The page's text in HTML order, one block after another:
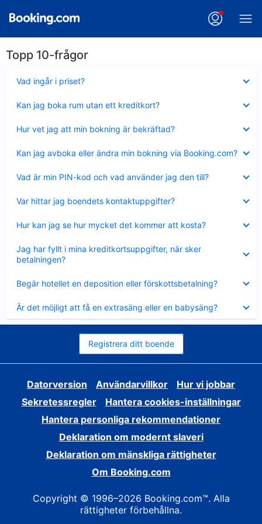
Topp 10-frågor
Vad ingår i priset?
mindre
Kan jag boka rum utan ett kreditkort?
mindre
Hur vet jag att min bokning är bekräftad?
mindre
Kan jag avboka eller ändra min bokning via Booking.com?
mindre
Vad är min PIN-kod och vad använder jag den till?
mindre
Var hittar jag boendets kontaktuppgifter?
mindre
Hur kan jag se hur mycket det kommer att kosta?
mindre
Jag har fyllt i mina kreditkortsuppgifter, när sker
betalningen?
mindre
Begär hotellet en deposition eller förskottsbetalning?
mindre
Är det möjligt att få en extrasäng eller en babysäng?
mindre
Registrera ditt boende
Datorversion Användarvillkor
Hur vi jobbar
Sekretessregler
Hantera cookies-inställningar
Hantera personliga rekommendationer
Deklaration om modernt slaveri
Deklaration om mänskliga rättigheter
Om Booking.com
Copyright © 1996–2026 Booking.com™. Alla
rättigheter förbehållna.